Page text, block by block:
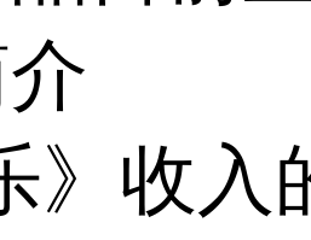
》收入